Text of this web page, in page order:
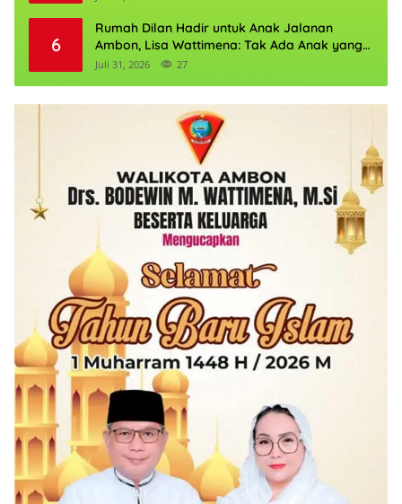
6
Rumah Dilan Hadir untuk Anak Jalanan
Ambon, Lisa Wattimena: Tak Ada Anak yang
Boleh Kehilangan Masa Depannya
Juli 31, 2026 27